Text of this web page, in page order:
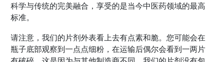
科学与传统的完美融合，享受的是当今中医药领域的最高
标准。
请注意，我们的片剂外表看上去有点素和脆。您可能会在
瓶子底部观察到一点点细粉，在运输后偶尔会看到一两片